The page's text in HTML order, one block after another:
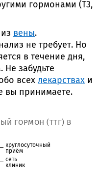
гормонами (Т3,
вены.
не требует. Но
в течение дня,
Не забудьте
всех лекарствах и
вы принимаете.
ГОРМОН (ТТГ) В
круглосуточный
приём
сеть
клиник